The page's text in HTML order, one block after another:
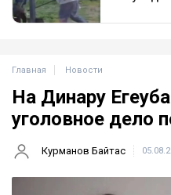
Главная Новости
На Динару
уголовное дело
Курманов Байтас